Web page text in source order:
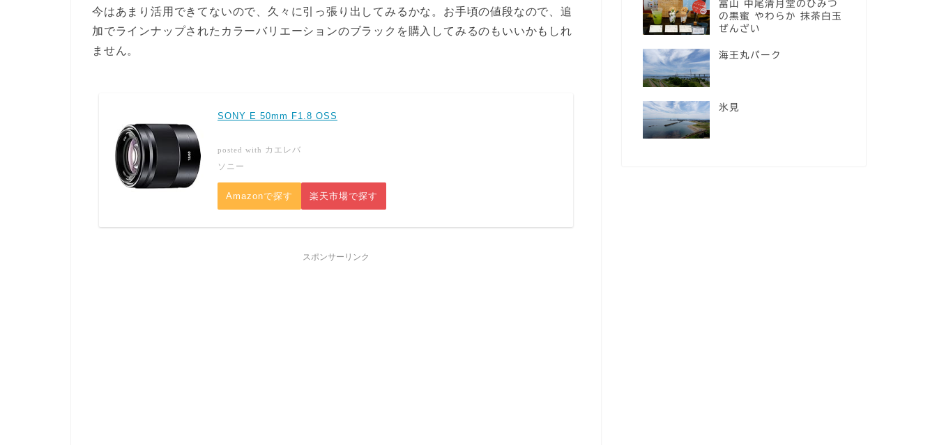
今はあまり活用できてないので、久々に引っ張り出してみるかな。お手頃の値段なので、追
加でラインナップされたカラーバリエーションのブラックを購入してみるのもいいかもしれ
ません。
SONY E 50mm F1.8 OSS
posted with カエレバ
ソニー
Amazonで探す 楽天市場で探す
スポンサーリンク
富山 中尾清月堂のひみつ
の黒蜜 やわらか 抹茶白玉
ぜんざい
海王丸パーク
氷見